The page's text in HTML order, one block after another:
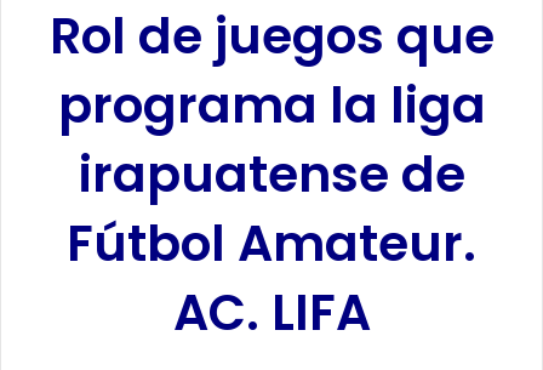
Rol de juegos que
programa la liga
irapuatense de
Fútbol Amateur.
AC. LIFA